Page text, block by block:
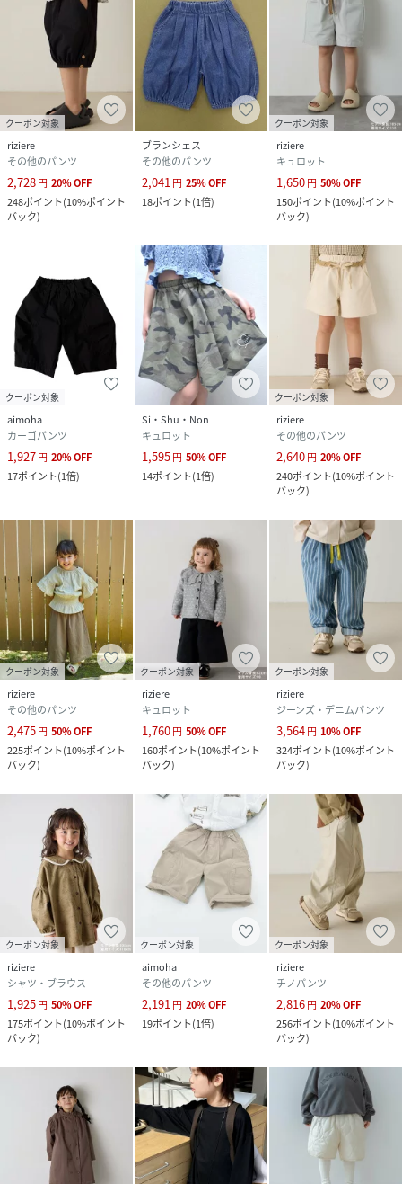
クーポン対象
riziere
その他のパンツ
2,728円 20%OFF
248ポイント(10%ポイント
バック)
ブランシェス
その他のパンツ
2,041円 25%OFF
18ポイント(1倍)
クーポン対象
riziere
キュロット
1,650円 50%OFF
150ポイント(10%ポイント
バック)
クーポン対象
aimoha
カーゴパンツ
1,927円 20%OFF
17ポイント(1倍)
Si・Shu・Non
キュロット
1,595円 50%OFF
14ポイント(1倍)
クーポン対象
riziere
その他のパンツ
2,640円 20%OFF
240ポイント(10%ポイント
バック)
クーポン対象
riziere
その他のパンツ
2,475円 50%OFF
225ポイント(10%ポイント
バック)
クーポン対象
riziere
キュロット
1,760円 50%OFF
160ポイント(10%ポイント
バック)
クーポン対象
riziere
ジーンズ・デニムパンツ
3,564円 10%OFF
324ポイント(10%ポイント
バック)
クーポン対象
riziere
シャツ・ブラウス
1,925円 50%OFF
175ポイント(10%ポイント
バック)
クーポン対象
aimoha
その他のパンツ
2,191円 20%OFF
19ポイント(1倍)
クーポン対象
riziere
チノパンツ
2,816円 20%OFF
256ポイント(10%ポイント
バック)